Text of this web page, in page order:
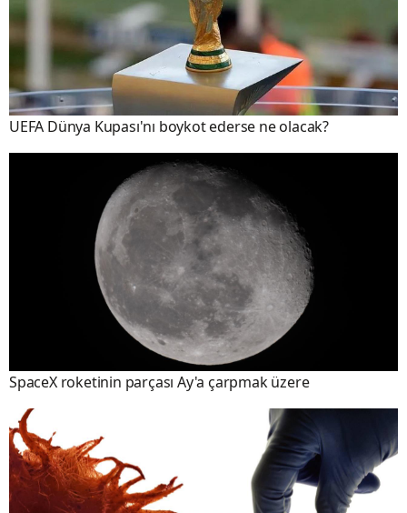
UEFA Dünya Kupası'nı boykot ederse ne olacak?
SpaceX roketinin parçası Ay'a çarpmak üzere